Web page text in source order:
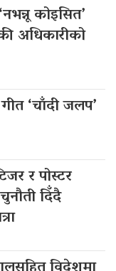
कोइसित’
अधिकारीको
‘चाँदी जलप’
र पोस्टर
दिँदै